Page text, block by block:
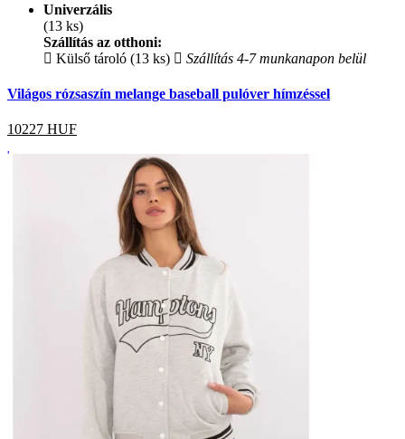
Univerzális
(13 ks)
Szállítás az otthoni:
Külső tároló (13 ks)
Szállítás 4-7 munkanapon belül
Világos rózsaszín melange baseball pulóver hímzéssel
10227 HUF